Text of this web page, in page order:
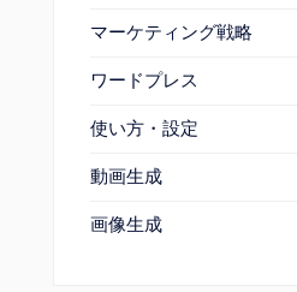
マーケティング戦略
ワードプレス
使い方・設定
動画生成
画像生成